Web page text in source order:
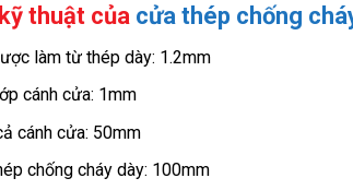
thuật của cửa thép chống
làm từ thép dày: 1.2mm
cánh cửa: 1mm
cánh cửa: 50mm
chống cháy dày: 100mm